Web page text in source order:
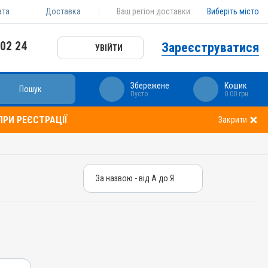
Доставка Ваш регіон доставки: Виберіть місто
24 УВІЙТИ Зареєструватися
Пошук Збережене
Пусто
Кошик
0.00 грн
РЕЄСТРАЦІЇ Закрити
За назвою - від А до Я